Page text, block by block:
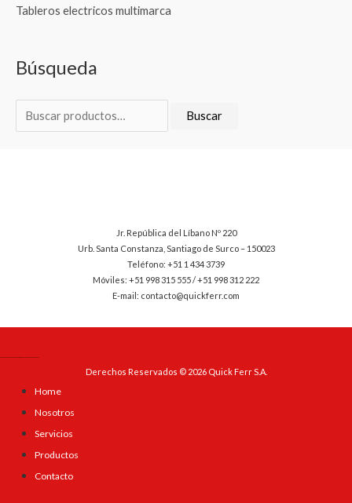
Tableros electricos multimarca
Búsqueda
Buscar
Jr. República del Líbano Nº 220
Urb. Santa Constanza, Santiago de Surco – 150023
Teléfono: +51 1 434 3739
Móviles: +51 998 315 555 / +51 998 312 222
E-mail: contacto@quickferr.com
Derechos Reservados © 2026 Quick Ferr S.A.
Home
Nosotros
Servicios
Productos
Contacto